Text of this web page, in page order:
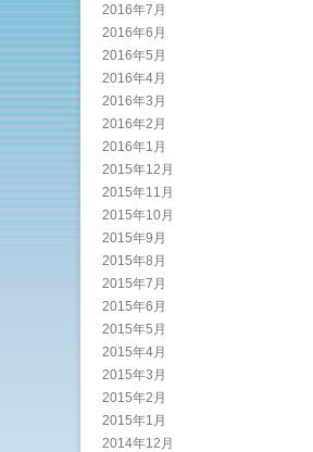
2016年7月
2016年6月
2016年5月
2016年4月
2016年3月
2016年2月
2016年1月
2015年12月
2015年11月
2015年10月
2015年9月
2015年8月
2015年7月
2015年6月
2015年5月
2015年4月
2015年3月
2015年2月
2015年1月
2014年12月